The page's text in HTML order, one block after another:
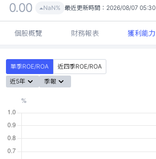
0.00 NaN% 最近更新時間： 2026/08/07 05:30
個股概覽 財務報表 獲利能力
單季ROE/ROA
近四季ROE/ROA
近5年
季報